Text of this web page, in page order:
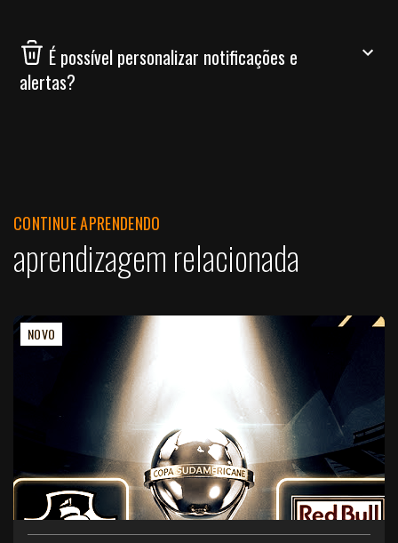
É possível personalizar notificações e
alertas?
CONTINUE APRENDENDO
aprendizagem relacionada
NOVO